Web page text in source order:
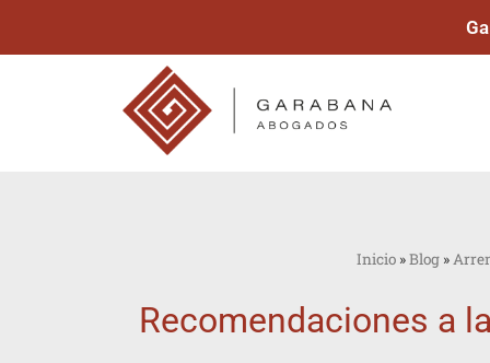
Inicio »Blog »
Recomendaciones a